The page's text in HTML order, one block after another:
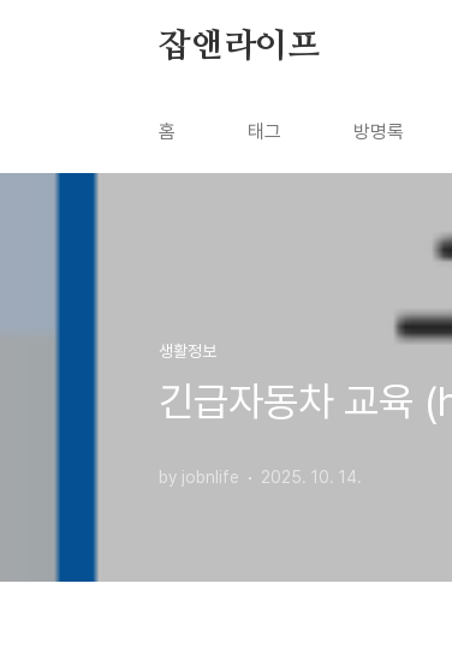
잡앤라이프
홈 태그 방명록
생활정보
긴급자동차 교
by jobnlife 2025. 10. 14.